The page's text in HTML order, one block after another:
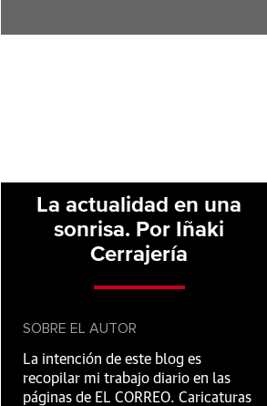
La actualidad en una
sonrisa. Por Iñaki
Cerrajería
SOBRE EL AUTOR
La intención de este blog es
recopilar mi trabajo diario en las
páginas de EL CORREO. Caricaturas